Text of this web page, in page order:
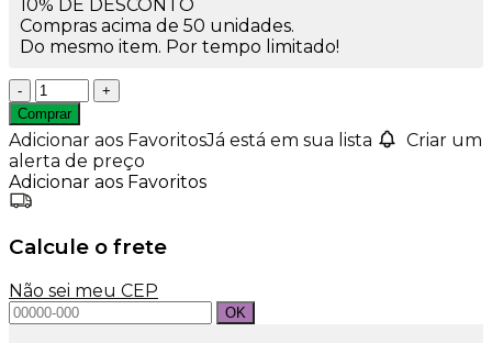
10% DE DESCONTO
Compras acima de 50 unidades.
Do mesmo item. Por tempo limitado!
Tampa
Metal
38mm
Branca
quantidade
Comprar
Adicionar aos FavoritosJá está em sua lista
Criar um
alerta de preço
Adicionar aos Favoritos
Calcule o frete
Não sei meu CEP